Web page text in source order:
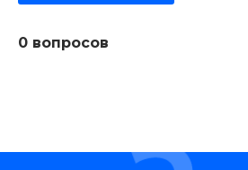
0 вопросов